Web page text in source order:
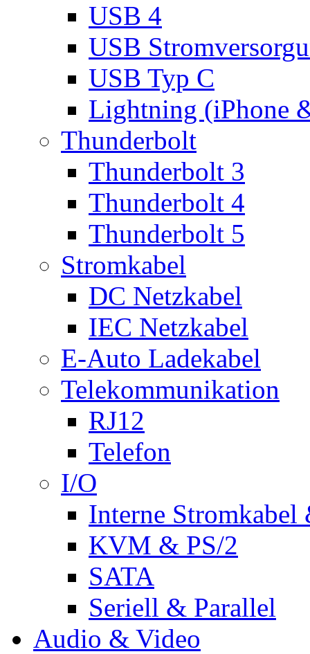
USB 4
USB
USB Typ C
Lightning (iPhone
Thunderbolt
Thunderbolt 3
Thunderbolt 4
Thunderbolt 5
Stromkabel
DC Netzkabel
IEC Netzkabel
E-Auto Ladekabel
Telekommunikation
RJ12
Telefon
I/O
Interne Stromkabel
KVM & PS/2
SATA
Seriell & Parallel
Audio & Video